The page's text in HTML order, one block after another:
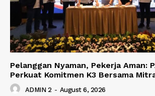
Pelanggan Nyaman, Pekerja Aman:
Perkuat Komitmen K3 Bersama
ADMIN 2 - August 6, 2026